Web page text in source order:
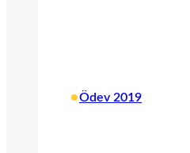
•Ödev 2019